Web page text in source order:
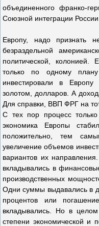
объединенного франко-
Союзной интеграции
Европу, надо признать
безраздельной
политической,
только по одному
инвестировали в
золотом, долларов. А
Для справки, ВВП ФРГ на
С тех пор процесс
экономика Европы
положительно, тем
увеличение объемов
вариантов их
вкладывались в
производственных
Одни суммы выдавались в
процентов или
вкладывались. Но в
степени экономической и